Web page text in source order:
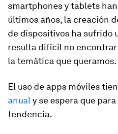
smartphones y tablets
últimos años, la creación
de dispositivos ha sufrido
resulta difícil no
la temática que queramos.
El uso de apps móviles
anual y se espera que
tendencia.